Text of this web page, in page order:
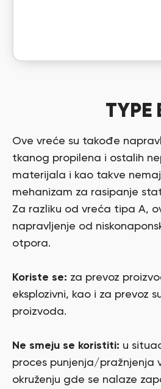
TYPE
Ove vreće su takođe
tkanog propilena i ostalih
materijala i kao takve
mehanizam za rasipanje
Za razliku od vreća tipa A,
napravljenje od
otpora.
Koriste se: za prevoz
eksplozivni, kao i za prevoz
proizvoda.
Ne smeju se koristiti: u
proces punjenja/pražnjenja
okruženju gde se nalaze